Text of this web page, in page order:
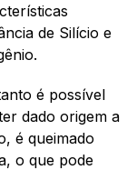
de Silício e
é possível
dado origem a
é queimado
o que pode